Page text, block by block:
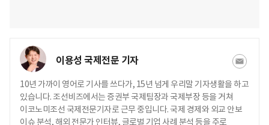
이용성 국제전문 기자
10년 가까이 영어로 기사를 쓰다가, 15년 넘게 우리말 기자생활을 하고
있습니다. 조선비즈에서는 증권부 국제팀장과 국제부장 등을 거쳐
이코노미조선 국제전문기자로 근무 중입니다. 국제 경제와 외교 안보
이슈 분석, 해외 전문가 인터뷰, 글로벌 기업 사례 분석 등을 주로